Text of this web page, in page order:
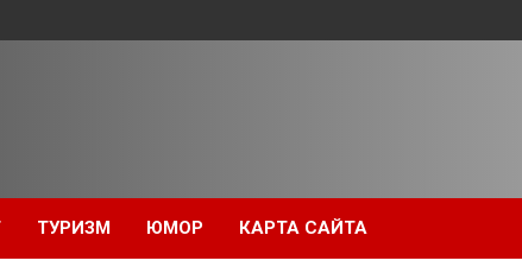
ТУРИЗМ ЮМОР КАРТА САЙТА